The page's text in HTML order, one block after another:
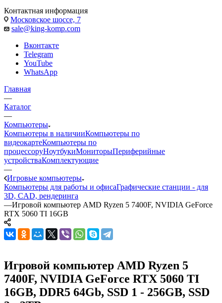
Контактная информация
Московское шоссе, 7
sale@king-komp.com
Вконтакте
Telegram
YouTube
WhatsApp
Главная
—
Каталог
—
Компьютеры
Компьютеры в наличииКомпьютеры по
видеокартеКомпьютеры по
процессоруНоутбукиМониторыПериферийные
устройстваКомплектующие
—
Игровые компьютеры
Компьютеры для работы и офисаГрафические станции - для
3D, CAD, рендеринга
—Игровой компьютер AMD Ryzen 5 7400F, NVIDIA GeForce
RTX 5060 TI 16GB
Игровой компьютер AMD Ryzen 5
7400F, NVIDIA GeForce RTX 5060 TI
16GB, DDR5 64Gb, SSD 1 - 256GB, SSD